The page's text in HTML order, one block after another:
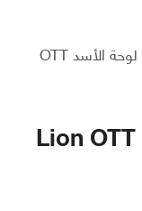
كل هذه العوامل تجعل اكواد اكستريم من لوحة الأسد OTT
هل تستحق اكواد اكستريم Lion OTT